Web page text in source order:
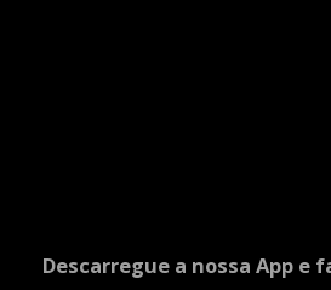
Descarregue a nossa App e